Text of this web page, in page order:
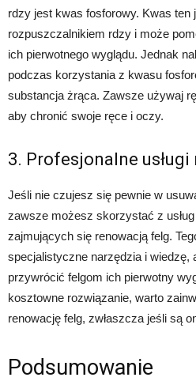
rdzy jest kwas fosforowy. Kwas ten
rozpuszczalnikiem rdzy i może
ich pierwotnego wyglądu. Jednak
podczas korzystania z kwasu
substancja żrąca. Zawsze używaj
aby chronić swoje ręce i oczy.
3. Profesjonalne
Jeśli nie czujesz się pewnie w
zawsze możesz skorzystać z
zajmujących się renowacją felg.
specjalistyczne narzędzia i wiedzę,
przywrócić felgom ich pierwotny
kosztowne rozwiązanie, warto
renowację felg, zwłaszcza jeśli są
Podsumowanie